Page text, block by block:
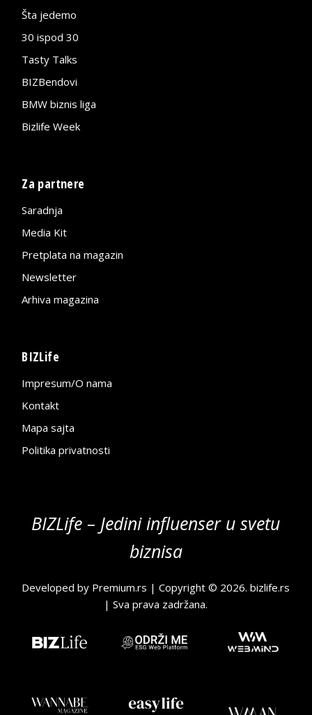
Šta jedemo
30 ispod 30
Tasty Talks
BIZBendovi
BMW biznis liga
Bizlife Week
Za partnere
Saradnja
Media Kit
Pretplata na magazin
Newsletter
Arhiva magazina
BIZLife
Impresum/O nama
Kontakt
Mapa sajta
Politika privatnosti
BIZLife – Jedini influenser u svetu
biznisa
Developed by Premium.rs | Copyright © 2026.bizlife.rs
| Sva prava zadržana.